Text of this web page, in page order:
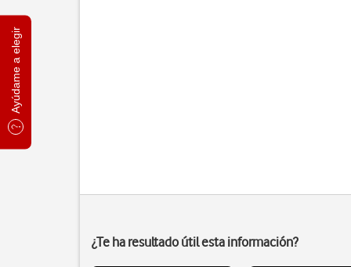
Ayúdame a elegir
¿Te ha resultado útil esta información?